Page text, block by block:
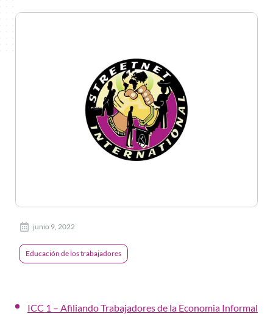
junio 9, 2022
Educación de los trabajadores
ICC 1 – Afiliando Trabajadores de la Economia Informal